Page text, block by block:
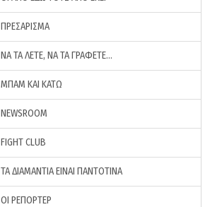
ΠΡΕΣΑΡΙΣΜΑ
ΝΑ ΤΑ ΛΕΤΕ, ΝΑ ΤΑ ΓΡΑΦΕΤΕ…
ΜΠΑΜ ΚΑΙ ΚΑΤΩ
NEWSROOM
FIGHT CLUB
ΤΑ ΔΙΑΜΑΝΤΙΑ ΕΙΝΑΙ ΠΑΝΤΟΤΙΝΑ
ΟΙ ΡΕΠΟΡΤΕΡ